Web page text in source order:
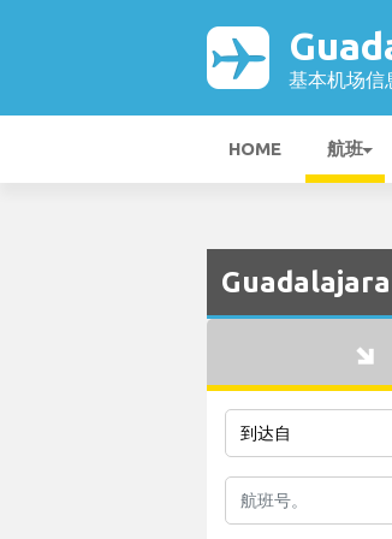
基本机场信
HOME 航班